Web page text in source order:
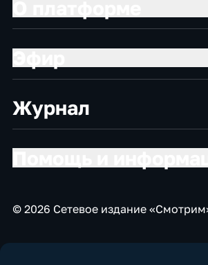
Журнал
© 2026 Сетевое издание